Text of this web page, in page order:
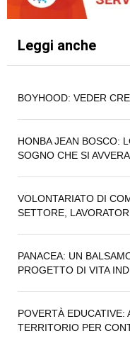
Leggi anche
BOYHOOD: VEDER
HONBA JEAN BOSCO:
SOGNO CHE SI AVVERA
VOLONTARIATO DI
SETTORE,
PANACEA: UN
PROGETTO DI VITA
POVERTÀ EDUCATIVE:
TERRITORIO PER